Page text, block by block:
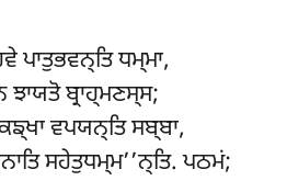
ਪਾਤੁਭਵਨ੍ਤਿ ਧਮ੍ਮਾ,
ਝਾਯਤੋ ਬ੍ਰਾਹ੍ਮਣਸ੍ਸ;
ਵਪਯਨ੍ਤਿ ਸਬ੍ਬਾ,
ਸਹੇਤੁਧਮ੍ਮ’’ਨ੍ਤਿ. ਪਠਮਂ;